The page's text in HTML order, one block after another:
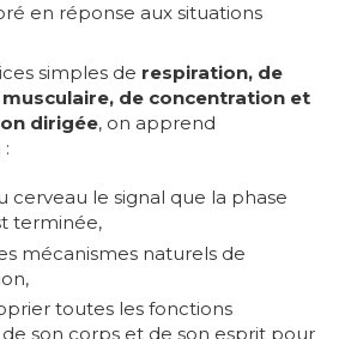
en réponse aux situations
simples de respiration, de
de concentration et
dirigée, on apprend
cerveau le signal que la phase
terminée,
mécanismes naturels de
toutes les fonctions
son corps et de son esprit pour